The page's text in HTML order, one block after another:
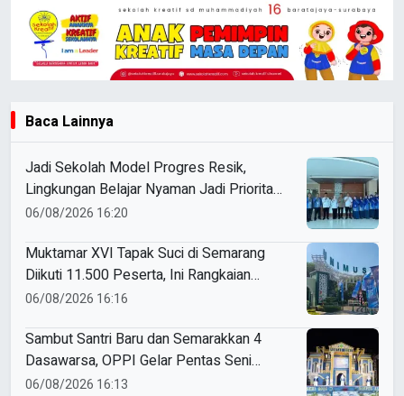
Baca Lainnya
Jadi Sekolah Model Progres Resik,
Lingkungan Belajar Nyaman Jadi Prioritas
Smamio Gresik
06/08/2026 16:20
Muktamar XVI Tapak Suci di Semarang
Diikuti 11.500 Peserta, Ini Rangkaian
Agendanya
06/08/2026 16:16
Sambut Santri Baru dan Semarakkan 4
Dasawarsa, OPPI Gelar Pentas Seni
Penuh Makna
06/08/2026 16:13